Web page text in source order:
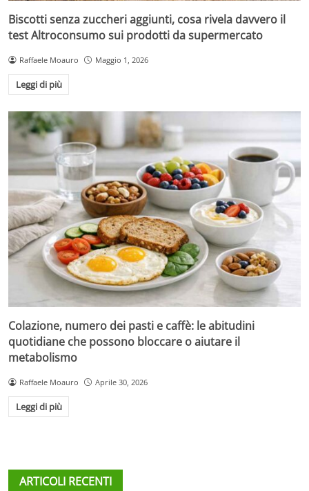
Biscotti senza zuccheri aggiunti, cosa rivela davvero il
test Altroconsumo sui prodotti da supermercato
Raffaele Moauro Maggio 1, 2026
Leggi di più
Colazione, numero dei pasti e caffè: le abitudini
quotidiane che possono bloccare o aiutare il
metabolismo
Raffaele Moauro Aprile 30, 2026
Leggi di più
ARTICOLI RECENTI